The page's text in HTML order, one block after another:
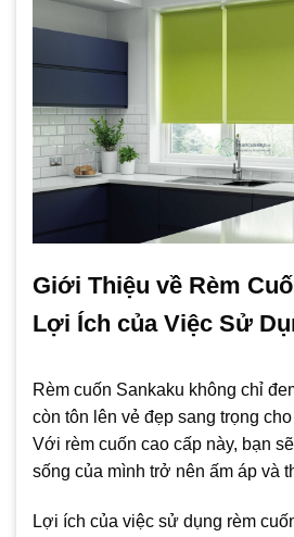
Giới Thiệu về Rèm
Lợi Ích của Việc Sử
Rèm cuốn Sankaku không chỉ
còn tôn lên vẻ đẹp sang trọng
Với rèm cuốn cao cấp này, bạn
sống của mình trở nên ấm áp và
Lợi ích của việc sử dụng rèm